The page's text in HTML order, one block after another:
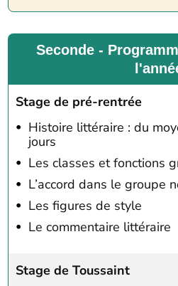
Seconde -
Stage de pré-rentrée
Histoire littéraire : du
jours
Les classes et fonctions
L’accord dans le groupe
Les figures de style
Le commentaire littéraire
Stage de Toussaint